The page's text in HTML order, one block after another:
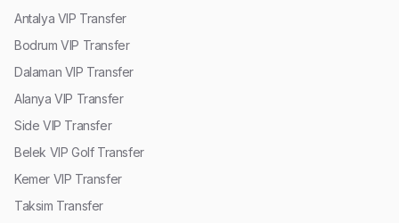
Antalya VIP Transfer
Bodrum VIP Transfer
Dalaman VIP Transfer
Alanya VIP Transfer
Side VIP Transfer
Belek VIP Golf Transfer
Kemer VIP Transfer
Taksim Transfer